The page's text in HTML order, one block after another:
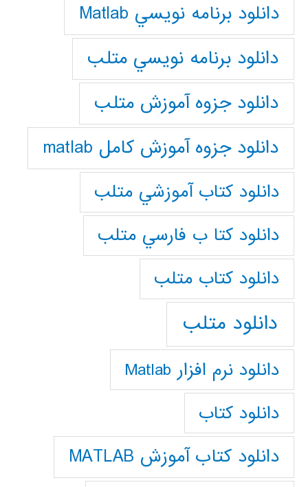
دانلود برنامه نويسي Matlab
دانلود برنامه نويسي متلب
دانلود جزوه آموزش متلب
دانلود جزوه آموزش کامل matlab
دانلود كتاب آموزشي متلب
دانلود كتا ب فارسي متلب
دانلود كتاب متلب
دانلود متلب
دانلود نرم افزار Matlab
دانلود کتاب
دانلود کتاب آموزش MATLAB